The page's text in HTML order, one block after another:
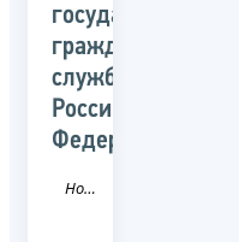
государственной
гражданской
службы
Российской
Федерации
Новость